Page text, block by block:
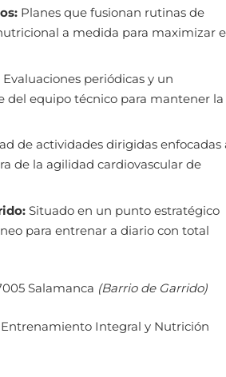
Planes que fusionan rutinas de
a medida para maximizar
Evaluaciones periódicas y un
equipo técnico para mantener la
de actividades dirigidas enfocadas
de la agilidad cardiovascular de
Situado en un punto estratégico
para entrenar a diario con total
Salamanca (Barrio de Garrido)
Integral y Nutrición